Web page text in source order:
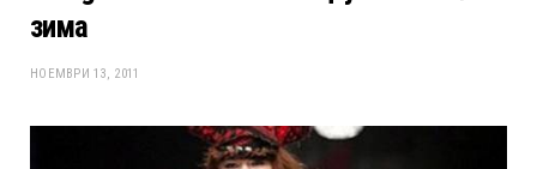
зима
НОЕМВРИ 13, 2011